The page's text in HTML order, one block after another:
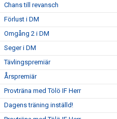
Chans till revansch
Förlust i DM
Omgång 2 i DM
Seger i DM
Tävlingspremiär
Årspremiär
Provträna med Tölö IF Herr
Dagens träning inställd!